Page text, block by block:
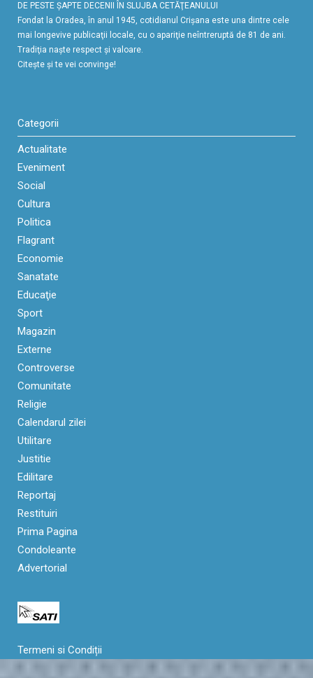
DE PESTE ŞAPTE DECENII ÎN SLUJBA CETĂŢEANULUI
Fondat la Oradea, în anul 1945, cotidianul Crişana este una dintre cele
mai longevive publicaţii locale, cu o apariţie neîntreruptă de 81 de ani.
Tradiţia naşte respect şi valoare.
Citeşte şi te vei convinge!
Categorii
Actualitate
Eveniment
Social
Cultura
Politica
Flagrant
Economie
Sanatate
Educaţie
Sport
Magazin
Externe
Controverse
Comunitate
Religie
Calendarul zilei
Utilitare
Justitie
Edilitare
Reportaj
Restituiri
Prima Pagina
Condoleante
Advertorial
Termeni si Condiții